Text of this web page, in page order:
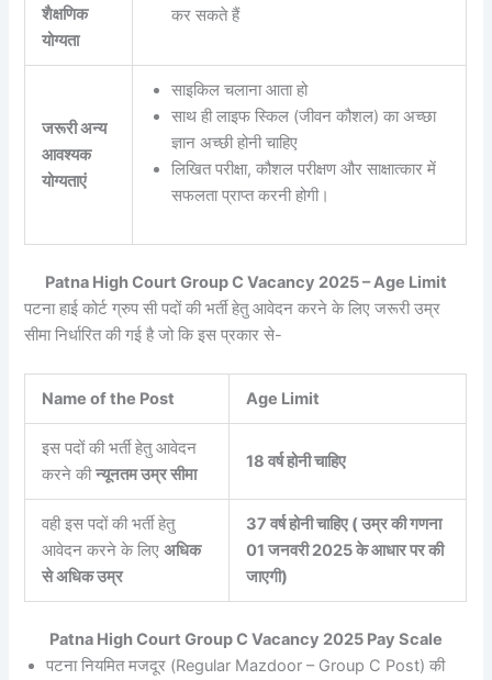
शैक्षणिक
योग्यता
कर सकते हैं
जरूरी अन्य
आवश्यक
योग्यताएं
साइकिल चलाना आता हो
साथ ही लाइफ स्किल (जीवन कौशल) का अच्छा
ज्ञान अच्छी होनी चाहिए
लिखित परीक्षा, कौशल परीक्षण और साक्षात्कार में
सफलता प्राप्त करनी होगी।
Patna High Court Group C Vacancy 2025 – Age Limit
पटना हाई कोर्ट ग्रुप सी पदों की भर्ती हेतु आवेदन करने के लिए जरूरी उम्र
सीमा निर्धारित की गई है जो कि इस प्रकार से-
Name of the Post Age Limit
इस पदों की भर्ती हेतु आवेदन
करने कीन्यूनतम उम्र सीमा
18 वर्ष होनी चाहिए
वही इस पदों की भर्ती हेतु
आवेदन करने के लिएअधिक
से अधिक उम्र
37 वर्ष होनी चाहिए ( उम्र की गणना
01 जनवरी 2025 के आधार पर की
जाएगी)
Patna High Court Group C Vacancy 2025 Pay Scale
पटना नियमित मजदूर (Regular Mazdoor – Group C Post) की